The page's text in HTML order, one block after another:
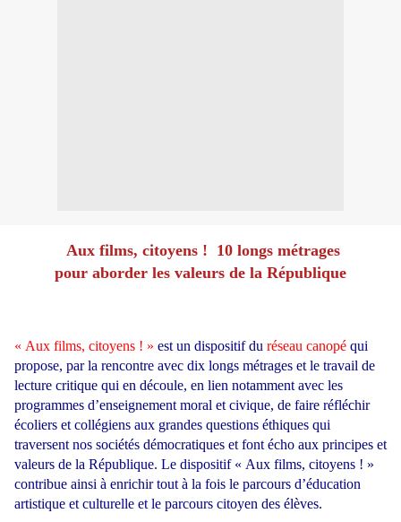
Aux films, citoyens ! 10 longs métrages
pour aborder les valeurs de la République
« Aux films, citoyens ! » est un dispositif du réseau canopé qui
propose, par la rencontre avec dix longs métrages et le travail de
lecture critique qui en découle, en lien notamment avec les
programmes d’enseignement moral et civique, de faire réfléchir
écoliers et collégiens aux grandes questions éthiques qui
traversent nos sociétés démocratiques et font écho aux principes et
valeurs de la République. Le dispositif « Aux films, citoyens ! »
contribue ainsi à enrichir tout à la fois le parcours d’éducation
artistique et culturelle et le parcours citoyen des élèves.